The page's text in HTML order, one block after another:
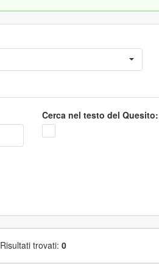
Cerca nel testo del Quesito:
Risultati trovati: 0